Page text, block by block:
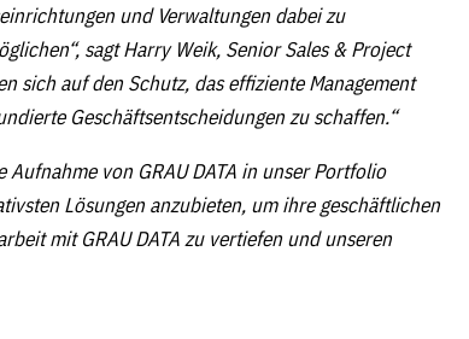
und Verwaltungen dabei zu
sagt Harry Weik, Senior Sales & Project
sich auf den Schutz, das effiziente Management
Geschäftsentscheidungen zu schaffen.“
von GRAU DATA in unser Portfolio
Lösungen anzubieten, um ihre geschäftlichen
mit GRAU DATA zu vertiefen und unseren